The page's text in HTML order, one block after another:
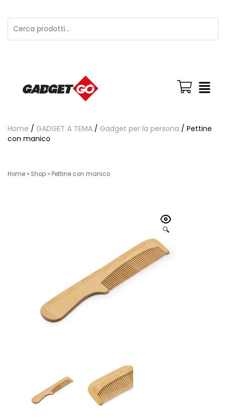
Home / GADGET A TEMA / Gadget per la persona / Pettine
con manico
Home » Shop » Pettine con manico
🔍